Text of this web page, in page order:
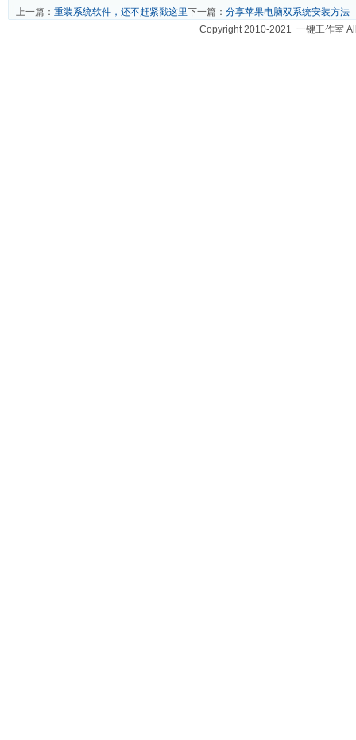
上一篇： 重装系统软件，还不赶紧戳这里下一篇： 分享苹果电脑双系统安装方法
Copyright 2010-2021 一键工作室